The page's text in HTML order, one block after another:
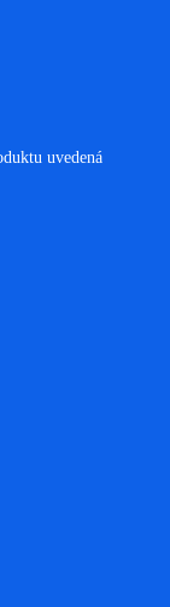
uvedená